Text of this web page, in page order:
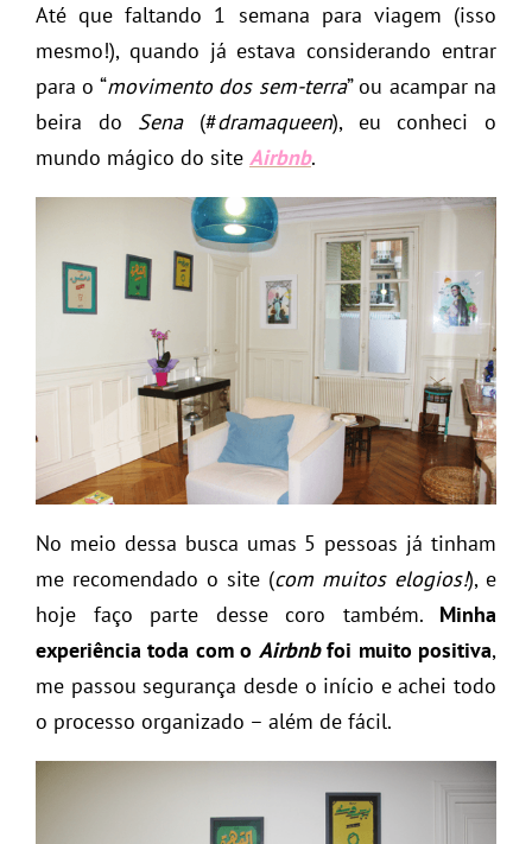
Até que faltando 1 semana para viagem (isso
mesmo!), quando já estava considerando entrar
para o “movimento dos sem-terra” ou acampar na
beira do Sena(#dramaqueen), eu conheci o
mundo mágico do site Airbnb.
No meio dessa busca umas 5 pessoas já tinham
me recomendado o site (com muitos elogios!), e
hoje faço parte desse coro também. Minha
experiência toda com o Airbnbfoi muito positiva,
me passou segurança desde o início e achei todo
o processo organizado – além de fácil.